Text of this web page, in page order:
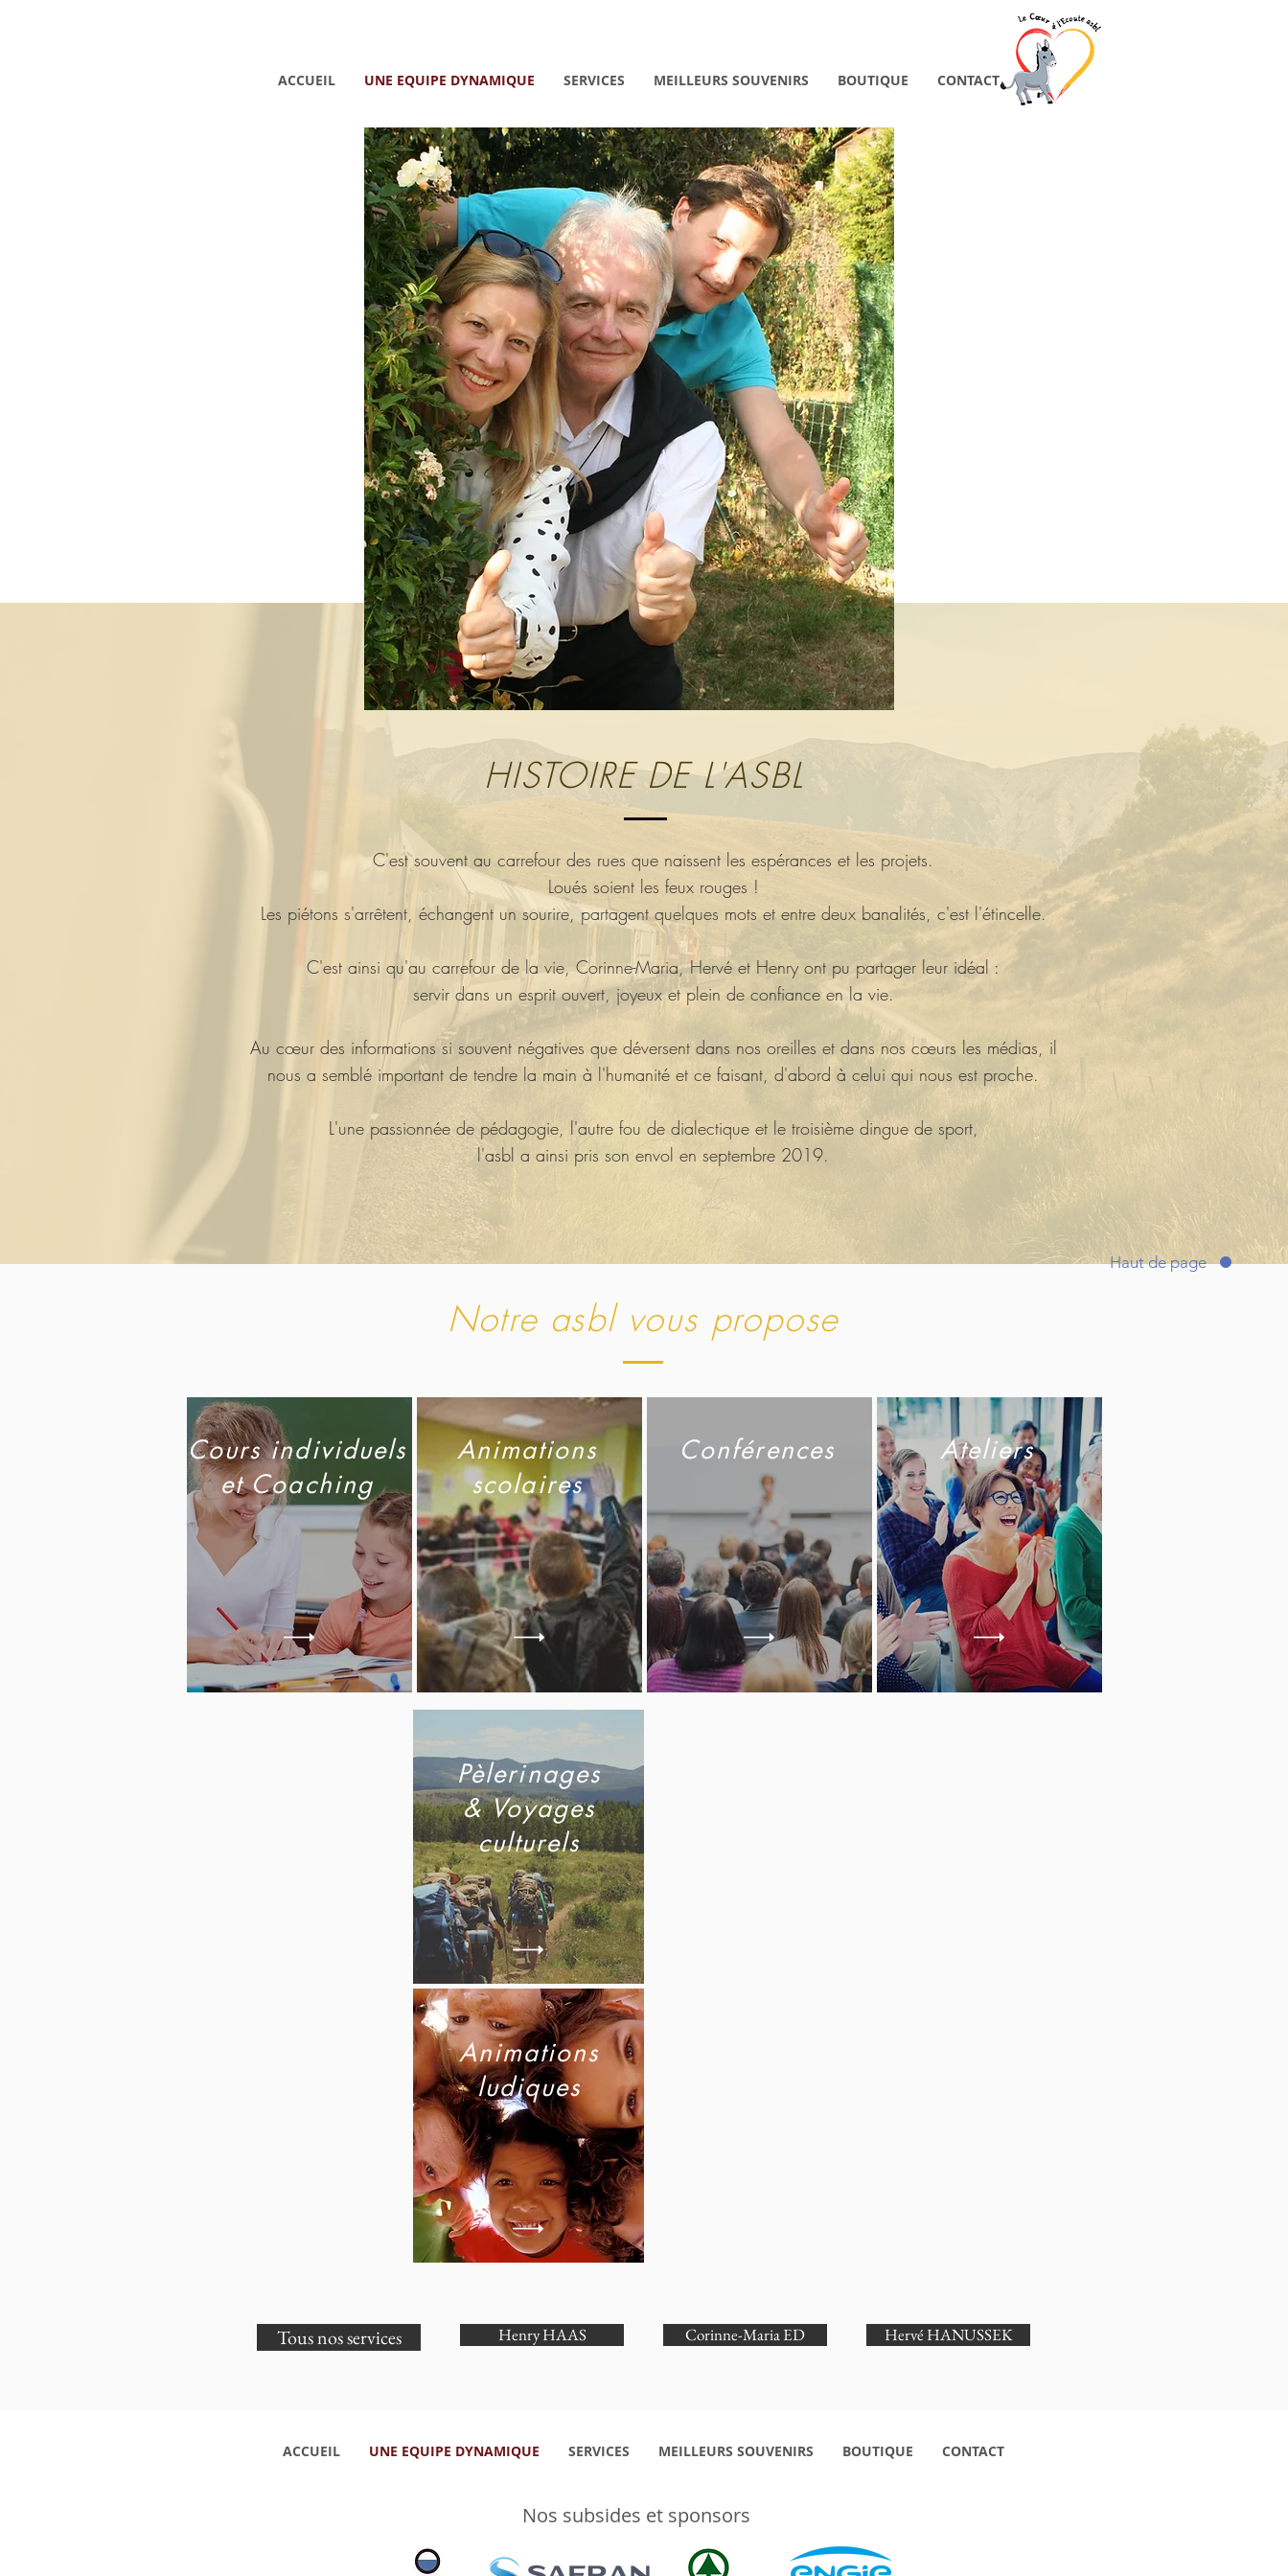
ACCUEIL UNE EQUIPE DYNAMIQUE SERVICES MEILLEURS SOUVENIRS BOUTIQUE CONTACT
Haut de page
HISTOIRE DE L'ASBL
C'est souvent au carrefour des rues que naissent les espérances et les projets.
Loués soient les feux rouges !
Les piétons s'arrêtent, échangent un sourire, partagent quelques mots et entre deux banalités, c'est l'étincelle.
C'est ainsi qu'au carrefour de la vie, Corinne-Maria, Hervé et Henry ont pu partager leur idéal :
servir dans un esprit ouvert, joyeux et plein de confiance en la vie.
Au cœur des informations si souvent négatives que déversent dans nos oreilles et dans nos cœurs les médias, il
nous a semblé important de tendre la main à l'humanité et ce faisant, d'abord à celui qui nous est proche.
L'une passionnée de pédagogie, l'autre fou de dialectique et le troisième dingue de sport,
l'asbl a ainsi pris son envol en septembre 2019.
Notre asbl vous propose
Cours individuels
et Coaching
Animations
scolaires
Conférences Ateliers
Pèlerinages
& Voyages
culturels
Animations
ludiques
Tous nos services Henry HAAS Corinne-Maria ED Hervé HANUSSEK
ACCUEIL UNE EQUIPE DYNAMIQUE SERVICES MEILLEURS SOUVENIRS BOUTIQUE CONTACT
Nos subsides et sponsors